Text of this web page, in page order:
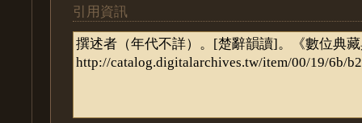
引用資訊